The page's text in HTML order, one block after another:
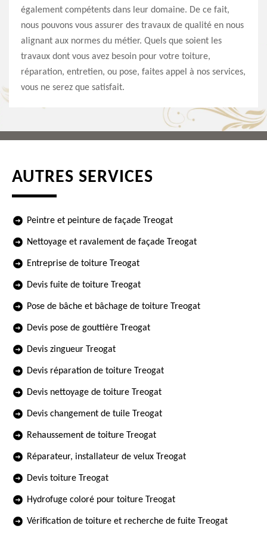
également compétents dans leur domaine. De ce fait,
nous pouvons vous assurer des travaux de qualité en nous
alignant aux normes du métier. Quels que soient les
travaux dont vous avez besoin pour votre toiture,
réparation, entretien, ou pose, faites appel à nos services,
vous ne serez que satisfait.
AUTRES SERVICES
Peintre et peinture de façade Treogat
Nettoyage et ravalement de façade Treogat
Entreprise de toiture Treogat
Devis fuite de toiture Treogat
Pose de bâche et bâchage de toiture Treogat
Devis pose de gouttière Treogat
Devis zingueur Treogat
Devis réparation de toiture Treogat
Devis nettoyage de toiture Treogat
Devis changement de tuile Treogat
Rehaussement de toiture Treogat
Réparateur, installateur de velux Treogat
Devis toiture Treogat
Hydrofuge coloré pour toiture Treogat
Vérification de toiture et recherche de fuite Treogat